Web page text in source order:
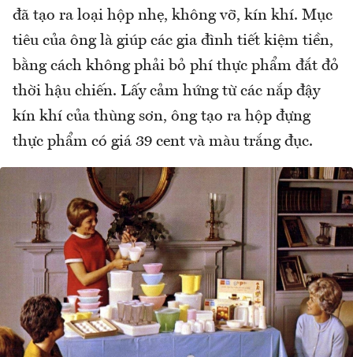
đã tạo ra loại hộp nhẹ, không vỡ, kín khí. Mục
tiêu của ông là giúp các gia đình tiết kiệm tiền,
bằng cách không phải bỏ phí thực phẩm đắt đỏ
thời hậu chiến. Lấy cảm hứng từ các nắp đậy
kín khí của thùng sơn, ông tạo ra hộp đựng
thực phẩm có giá 39 cent và màu trắng đục.